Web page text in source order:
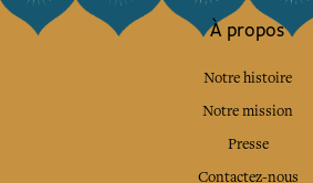
À propos
Notre histoire
Notre mission
Presse
Contactez-nous